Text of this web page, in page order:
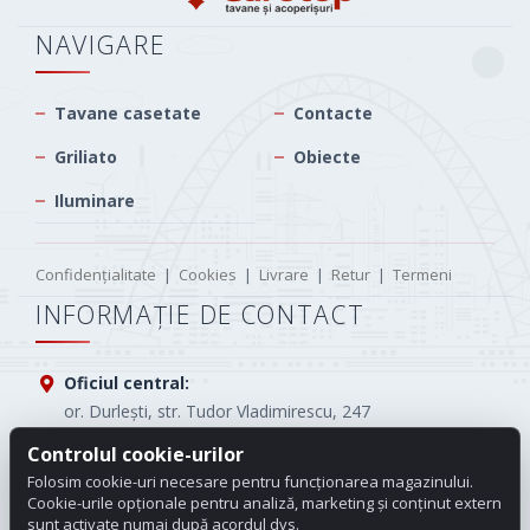
NAVIGARE
Tavane casetate
Griliato
Iluminare
Contacte
Obiecte
Confidențialitate | Cookies | Livrare | Retur | Termeni
INFORMAȚIE DE CONTACT
Oficiul central:
or. Durlești, str. Tudor Vladimirescu, 247
Tel.: (+373) 61005565
E-mail: info.carotop@gmail.com
Controlul cookie-urilor
Folosim cookie-uri necesare pentru funcționarea magazinului.
Cookie-urile opționale pentru analiză, marketing și conținut extern
sunt activate numai după acordul dvs.